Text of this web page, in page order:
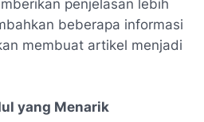
penjelasan lebih
beberapa informasi
membuat artikel menjadi
yang Menarik